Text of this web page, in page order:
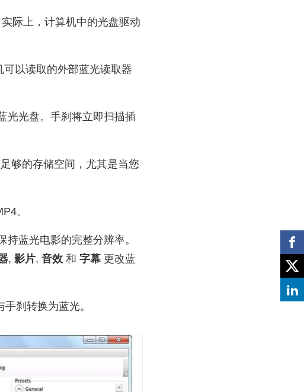
际上，计算机中的光盘驱动
可以读取的外部蓝光读取器
光光盘。手刹将立即扫描插
够的存储空间，尤其是当您
。
持蓝光电影的完整分辨率。
, 影片, 音效 和 字幕 更改蓝
刹转换为蓝光。